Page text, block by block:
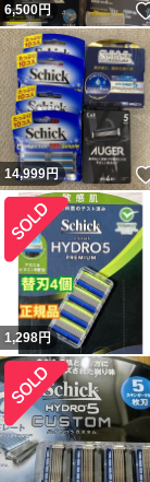
6,500円
14,999円
1,298円